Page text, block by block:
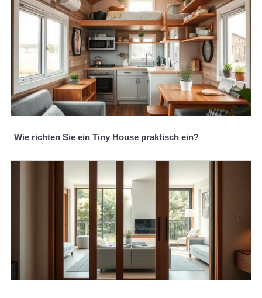
Wie richten Sie ein Tiny House praktisch ein?